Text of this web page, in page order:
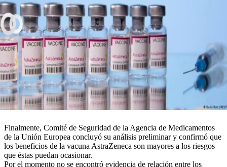
Finalmente, Comité de Seguridad de la Agencia de Medicamentos
de la Unión Europea concluyó su análisis preliminar y confirmó que
los beneficios de la vacuna AstraZeneca son mayores a los riesgos
que éstas puedan ocasionar.
Por el momento no se encontró evidencia de relación entre los